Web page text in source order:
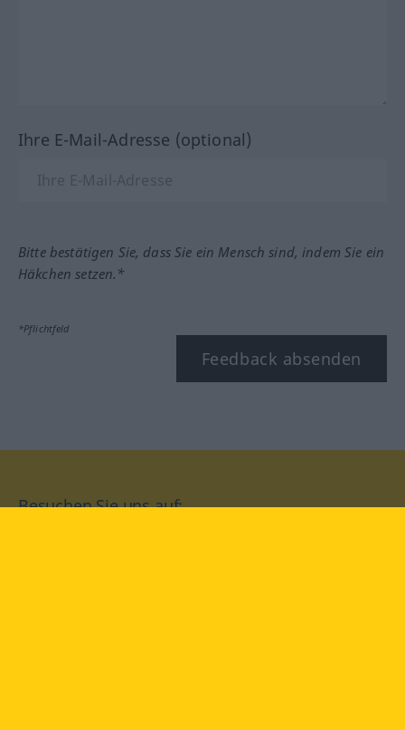
Ihre E-Mail-Adresse (optional)
Bitte bestätigen Sie, dass Sie ein Mensch sind, indem Sie ein
Häkchen setzen.*
*Pflichtfeld
Feedback absenden
Besuchen Sie uns auf: